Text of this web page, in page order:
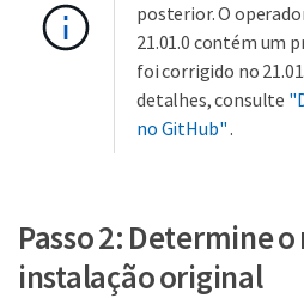
posterior. O
21.01.0 contém um
foi corrigido no
detalhes, consulte
no GitHub".
Passo 2: Determine
instalação original